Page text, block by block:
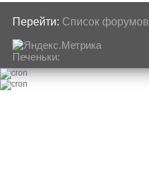
Перейти: Список форумов
Печеньки: